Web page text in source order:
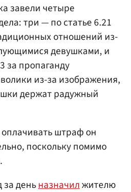
завели четыре
три — по статье 6.21
отношений из-
девушками, и
за пропаганду
из-за изображения,
держат радужный
штраф он
поскольку помимо
за деньназначилжителю